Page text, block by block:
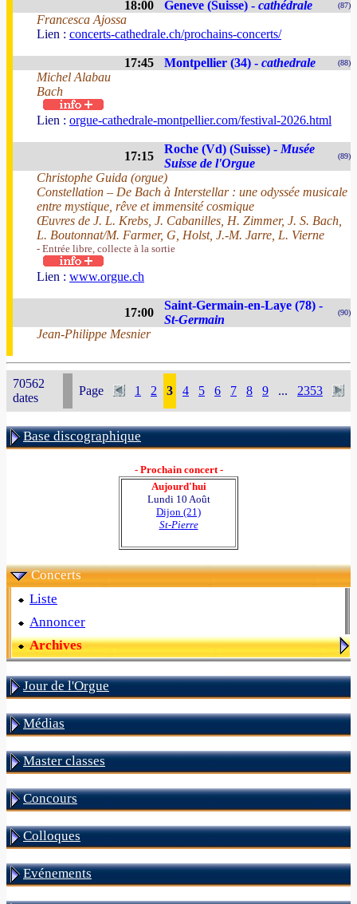
18:00 Geneve (Suisse) - cathédrale (87)
Francesca Ajossa
Lien : concerts-cathedrale.ch/prochains-concerts/
17:45 Montpellier (34) - cathedrale (88)
Michel Alabau
Bach
Lien : orgue-cathedrale-montpellier.com/festival-2026.html
17:15
Roche (Vd) (Suisse) - Musée
Suisse de l'Orgue
(89)
Christophe Guida (orgue)
Constellation – De Bach à Interstellar : une odyssée musicale
entre mystique, rêve et immensité cosmique
Œuvres de J. L. Krebs, J. Cabanilles, H. Zimmer, J. S. Bach,
L. Boutonnat/M. Farmer, G, Holst, J.-M. Jarre, L. Vierne
- Entrée libre, collecte à la sortie
Lien : www.orgue.ch
17:00
Saint-Germain-en-Laye (78) -
St-Germain
(90)
Jean-Philippe Mesnier
70562
dates
Page 1 2 3 4 5 6 7 8 9 ... 2353
Base discographique
- Prochain concert -
Aujourd'hui
Lundi 10 Août
Dijon (21)
St-Pierre
Concerts
Liste
Annoncer
Archives
Jour de l'Orgue
Médias
Master classes
Concours
Colloques
Evénements